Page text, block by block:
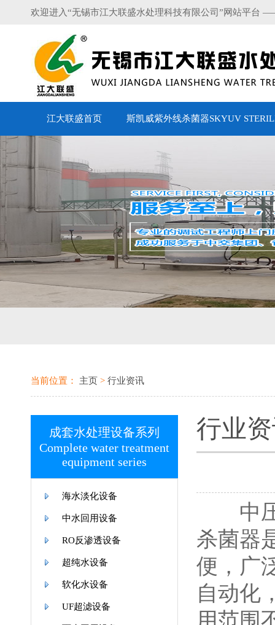
欢迎进入“无锡市江大联盛水处理科技有限公司”网站平台
江大联盛首页 斯凯威紫外线杀菌器SKYUV
当前位置： 主页 > 行业资讯
成套水处理设备系列
Complete water treatment
equipment series
海水淡化设备
中水回用设备
RO反渗透设备
超纯水设备
软化水设备
UF超滤设备
行业
中压
杀菌器
便，广
自动化